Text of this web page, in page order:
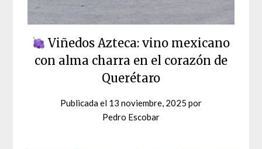
Viñedos Azteca: vino mexicano
con alma charra en el corazón de
Querétaro
Publicada el 13 noviembre, 2025 por
Pedro Escobar